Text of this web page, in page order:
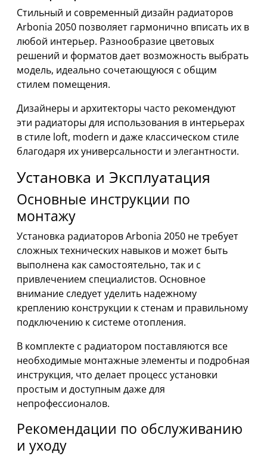
Стильный и современный дизайн радиаторов
Arbonia 2050 позволяет гармонично вписать их в
любой интерьер. Разнообразие цветовых
решений и форматов дает возможность выбрать
модель, идеально сочетающуюся с общим
стилем помещения.
Дизайнеры и архитекторы часто рекомендуют
эти радиаторы для использования в интерьерах
в стиле loft, modern и даже классическом стиле
благодаря их универсальности и элегантности.
Установка и Эксплуатация
Основные инструкции по
монтажу
Установка радиаторов Arbonia 2050 не требует
сложных технических навыков и может быть
выполнена как самостоятельно, так и с
привлечением специалистов. Основное
внимание следует уделить надежному
креплению конструкции к стенам и правильному
подключению к системе отопления.
В комплекте с радиатором поставляются все
необходимые монтажные элементы и подробная
инструкция, что делает процесс установки
простым и доступным даже для
непрофессионалов.
Рекомендации по обслуживанию
и уходу